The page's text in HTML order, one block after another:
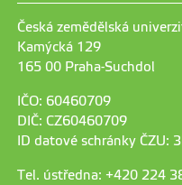
Česká zemědělská
Kamýcká 129
165 00 Praha-Suchdol
IČO: 60460709
DIČ: CZ60460709
ID datové schránky ČZU:
Tel. ústředna: +420 224